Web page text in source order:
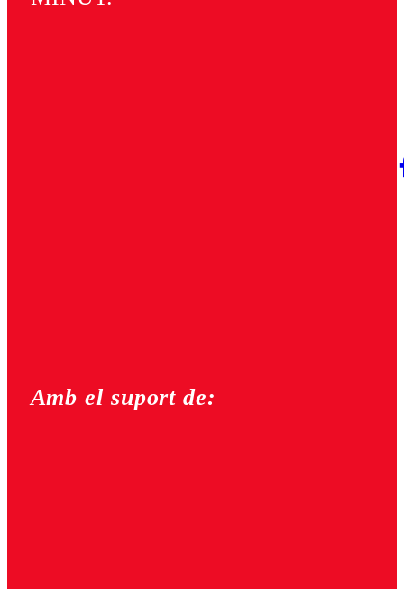
Amb el suport de: